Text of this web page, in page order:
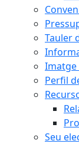
Tauler
Perfil
Seu